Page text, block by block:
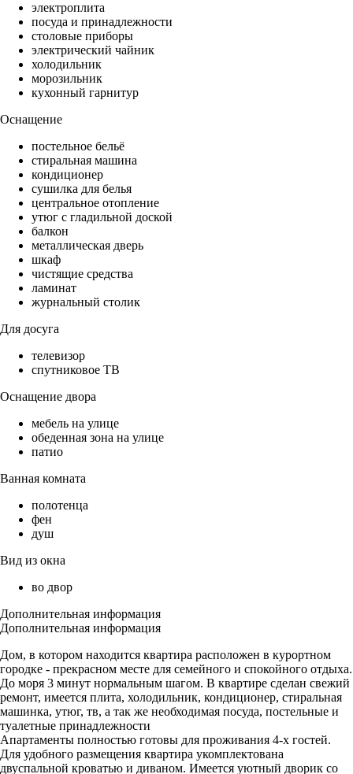
электроплита
посуда и принадлежности
столовые приборы
электрический чайник
холодильник
морозильник
кухонный гарнитур
Оснащение
постельное бельё
стиральная машина
кондиционер
сушилка для белья
центральное отопление
утюг с гладильной доской
балкон
металлическая дверь
шкаф
чистящие средства
ламинат
журнальный столик
Для досуга
телевизор
спутниковое ТВ
Оснащение двора
мебель на улице
обеденная зона на улице
патио
Ванная комната
полотенца
фен
душ
Вид из окна
во двор
Дополнительная информация
Дополнительная информация
Дом, в котором находится квартира расположен в курортном
городке - прекрасном месте для семейного и спокойного отдыха.
До моря 3 минут нормальным шагом. В квартире сделан свежий
ремонт, имеется плита, холодильник, кондиционер, стиральная
машинка, утюг, тв, а так же необходимая посуда, постельные и
туалетные принадлежности
Апартаменты полностью готовы для проживания 4-х гостей.
Для удобного размещения квартира укомплектована
двуспальной кроватью и диваном. Имеется уютный дворик со